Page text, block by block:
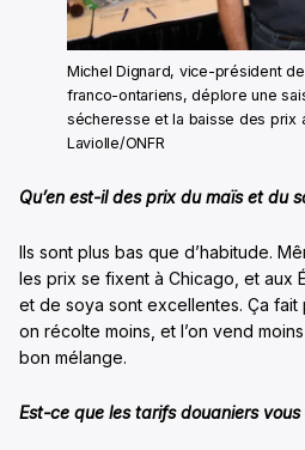
Michel Dignard, vice-président
franco-ontariens, déplore une
sécheresse et la baisse des prix
Laviolle/ONFR
Qu’en est-il des prix du maïs et du
Ils sont plus bas que d’habitude.
les prix se fixent à Chicago, et aux
et de soya sont excellentes. Ça fait
on récolte moins, et l’on vend
bon mélange.
Est-ce que les tarifs douaniers